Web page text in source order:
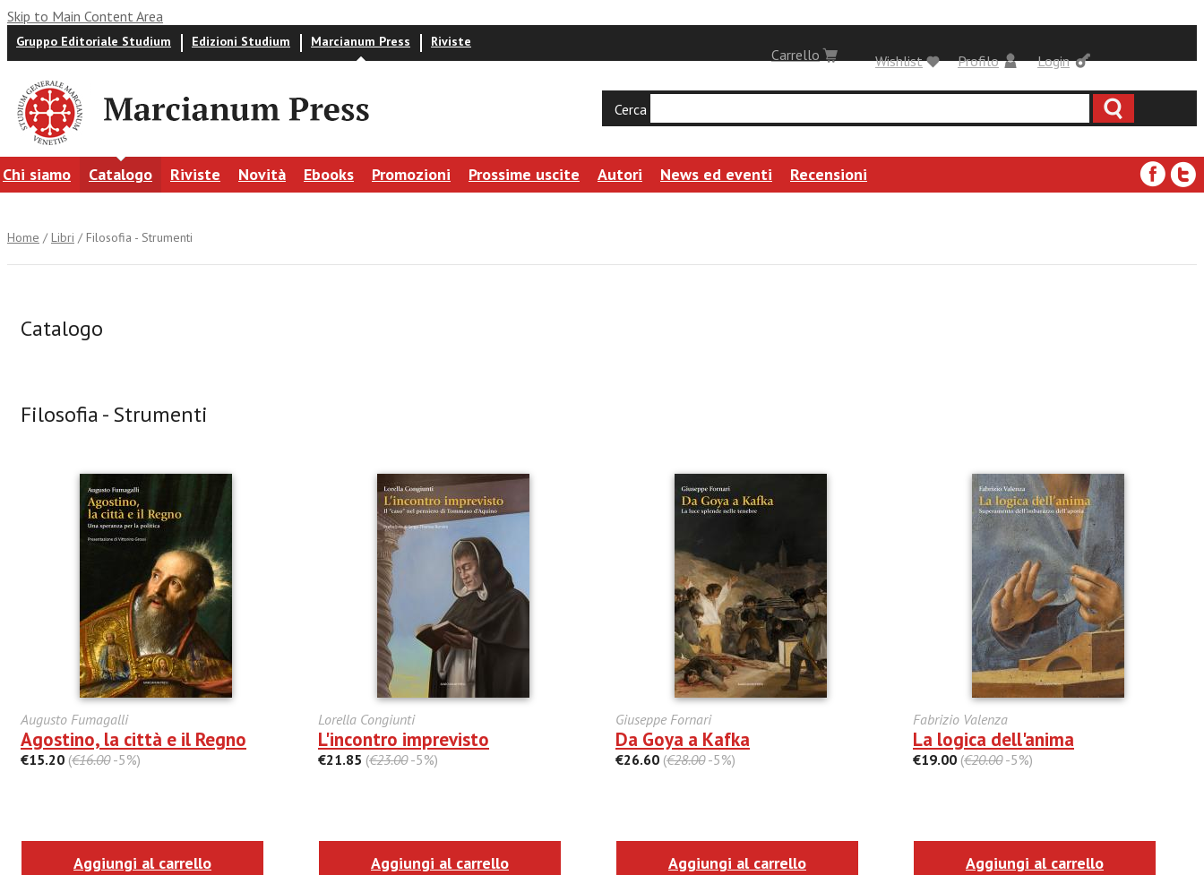
Skip to Main Content Area
Gruppo Editoriale Studium Edizioni Studium Marcianum Press Riviste
Login
Carrello Profilo
Wishlist
Cerca
Chi siamo Catalogo Riviste Novità Ebooks Promozioni Prossime uscite Autori News ed eventi Recensioni
Home / Libri / Filosofia - Strumenti
Catalogo
Filosofia - Strumenti
Augusto Fumagalli
Agostino, la città e il Regno
€15.20 (€16.00-5%)
Aggiungi al carrello
Lorella Congiunti
L'incontro imprevisto
€21.85 (€23.00-5%)
Aggiungi al carrello
Giuseppe Fornari
Da Goya a Kafka
€26.60 (€28.00-5%)
Aggiungi al carrello
Fabrizio Valenza
La logica dell'anima
€19.00 (€20.00-5%)
Aggiungi al carrello